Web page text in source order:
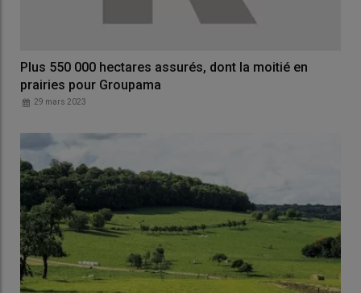
Plus 550 000 hectares assurés, dont la moitié en
prairies pour Groupama
29 mars 2023